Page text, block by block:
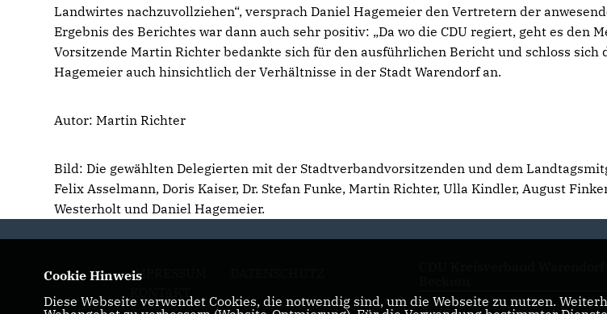
Landwirtes nachzuvollziehen“, versprach Daniel Hagemeier den Vertretern der
Ergebnis des Berichtes war dann auch sehr positiv: „Da wo die CDU regiert, geht es den
Vorsitzende Martin Richter bedankte sich für den ausführlichen Bericht und schloss sich
Hagemeier auch hinsichtlich der Verhältnisse in der Stadt Warendorf an.
Autor: Martin Richter
Bild: Die gewählten Delegierten mit der Stadtverbandvorsitzenden und dem
Felix Asselmann, Doris Kaiser, Dr. Stefan Funke, Martin Richter, Ulla Kindler, August
Westerholt und Daniel Hagemeier.
IMPRESSUM
KONTAKT
Cookie Hinweis
Diese Webseite verwendet Cookies, die notwendig sind, um die Webseite zu nutzen.